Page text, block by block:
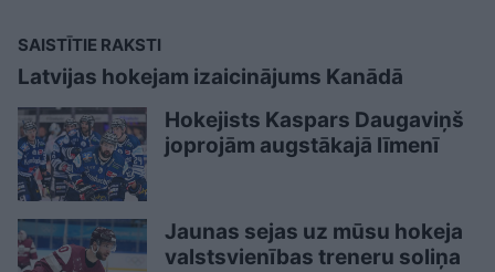
SAISTĪTIE RAKSTI
Latvijas hokejam izaicinājums Kanādā
Hokejists Kaspars Daugaviņš
joprojām augstākajā līmenī
Jaunas sejas uz mūsu hokeja
valstsvienības treneru soliņa